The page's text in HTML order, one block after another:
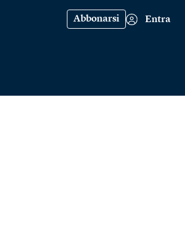
Abbonarsi Entra